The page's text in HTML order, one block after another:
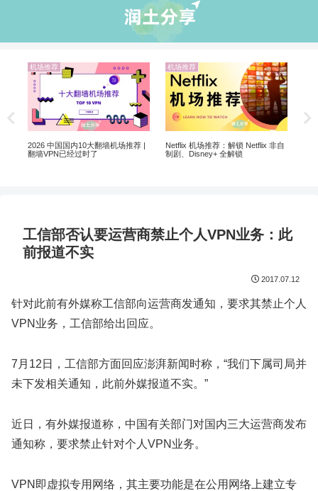
机场推荐
Netflix 机场推荐：解锁 Netflix 非自
制剧、Disney+ 全解锁
业界资讯
翻墙选 VPN 还是机场？
机场推荐
2026年稳
工信部否认要运营商禁止个人VPN业务：此
前报道不实
2017.07.12
针对此前有外媒称工信部向运营商发通知，要求其禁止个人
VPN业务，工信部给出回应。
7月12日，工信部方面回应澎湃新闻时称，“我们下属司局并
未下发相关通知，此前外媒报道不实。”
近日，有外媒报道称，中国有关部门对国内三大运营商发布
通知称，要求禁止针对个人VPN业务。
VPN即虚拟专用网络，其主要功能是在公用网络上建立专